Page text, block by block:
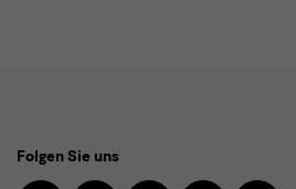
Media
Folgen Sie uns